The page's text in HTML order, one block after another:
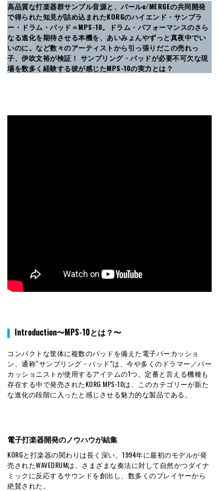
高品質な打楽器群サンプル音源と、パールe/MERGEの共同開発
で得られた知見が詰め込まれたKORGのハイエンド・サンプラ
ー・ドラム・パッド＝MPS-10。ドラム・パフォーマンスのさら
なる進化を期待させる本機を、あいみょんやずっと真夜中でい
いのに。など数々のアーティストから引っ張りだこの売れっ
子、伊吹文裕が検証！ サンプリング・パッドが必要不可欠な現
場を数多く経験する彼が感じたMPS-10の実力とは？
Introduction〜MPS-10とは？〜
コンパクトな筐体に複数のパッドを備えた電子パーカッショ
ン、通称“サンプリング・パッド”は、今や多くのドラマー／パー
カッショニストが使用するアイテムの1つ。定番と言える機種も
存在する中で発売されたKORG MPS-10は、このカテゴリーが新た
な進化の段階に入ったと感じさせる魅力的な製品である。
電子打楽器開発のノウハウが結集
KORGと打楽器の関わりは長く深い。1994年に最初のモデルが発
売されたWAVEDRUMは、さまざまな奏法に対して自然かつダイナ
ミックに反応するサウンドを創出し、数多くのプレイヤーから
絶賛された。